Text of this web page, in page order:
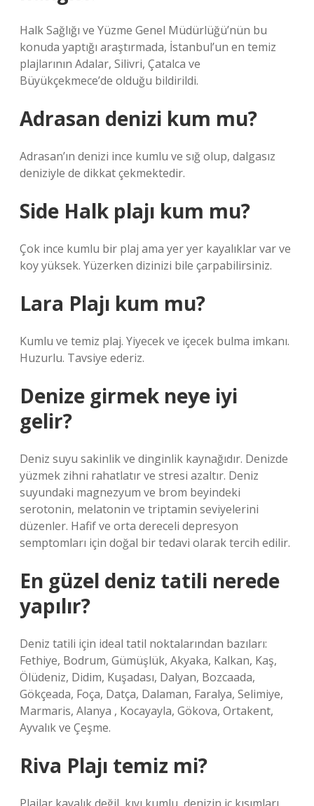
Halk Sağlığı ve Yüzme Genel Müdürlüğü’nün bu
konuda yaptığı araştırmada, İstanbul’un en temiz
plajlarının Adalar, Silivri, Çatalca ve
Büyükçekmece’de olduğu bildirildi.
Adrasan denizi kum mu?
Adrasan’ın denizi ince kumlu ve sığ olup, dalgasız
deniziyle de dikkat çekmektedir.
Side Halk plajı kum mu?
Çok ince kumlu bir plaj ama yer yer kayalıklar var ve
koy yüksek. Yüzerken dizinizi bile çarpabilirsiniz.
Lara Plajı kum mu?
Kumlu ve temiz plaj. Yiyecek ve içecek bulma imkanı.
Huzurlu. Tavsiye ederiz.
Denize girmek neye iyi
gelir?
Deniz suyu sakinlik ve dinginlik kaynağıdır. Denizde
yüzmek zihni rahatlatır ve stresi azaltır. Deniz
suyundaki magnezyum ve brom beyindeki
serotonin, melatonin ve triptamin seviyelerini
düzenler. Hafif ve orta dereceli depresyon
semptomları için doğal bir tedavi olarak tercih edilir.
En güzel deniz tatili nerede
yapılır?
Deniz tatili için ideal tatil noktalarından bazıları:
Fethiye, Bodrum, Gümüşlük, Akyaka, Kalkan, Kaş,
Ölüdeniz, Didim, Kuşadası, Dalyan, Bozcaada,
Gökçeada, Foça, Datça, Dalaman, Faralya, Selimiye,
Marmaris, Alanya , Kocayayla, Gökova, Ortakent,
Ayvalık ve Çeşme.
Riva Plajı temiz mi?